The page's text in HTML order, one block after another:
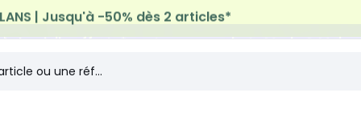
à domicile offerte*sur tous vos achats Mode & Maison